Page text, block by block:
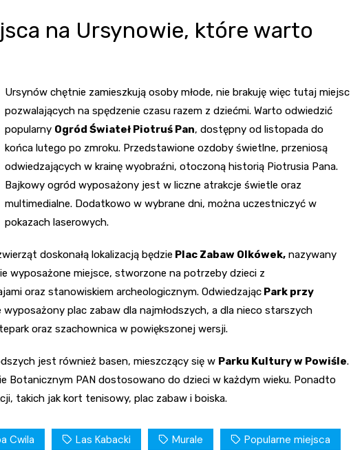
na Ursynowie, które warto
Ursynów chętnie zamieszkują osoby młode, nie brakuję więc tutaj miejsc
pozwalających na spędzenie czasu razem z dziećmi. Warto odwiedzić
popularny Ogród Świateł Piotruś Pan, dostępny od listopada do
końca lutego po zmroku. Przedstawione ozdoby świetlne, przeniosą
odwiedzających w krainę wyobraźni, otoczoną historią Piotrusia Pana.
Bajkowy ogród wyposażony jest w liczne atrakcje świetle oraz
multimedialne. Dodatkowo w wybrane dni, można uczestniczyć w
pokazach laserowych.
doskonałą lokalizacją będzie Plac Zabaw Olkówek, nazywany
wyposażone miejsce, stworzone na potrzeby dzieci z
oraz stanowiskiem archeologicznym. Odwiedzając Park przy
plac zabaw dla najmłodszych, a dla nieco starszych
oraz szachownica w powiększonej wersji.
jest również basen, mieszczący się w Parku Kultury w Powiśle.
Botanicznym PAN dostosowano do dzieci w każdym wieku. Ponadto
takich jak kort tenisowy, plac zabaw i boiska.
Cwila Las Kabacki Murale Popularne miejsca